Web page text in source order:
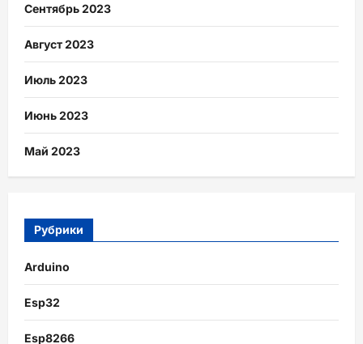
Сентябрь 2023
Август 2023
Июль 2023
Июнь 2023
Май 2023
Рубрики
Arduino
Esp32
Esp8266